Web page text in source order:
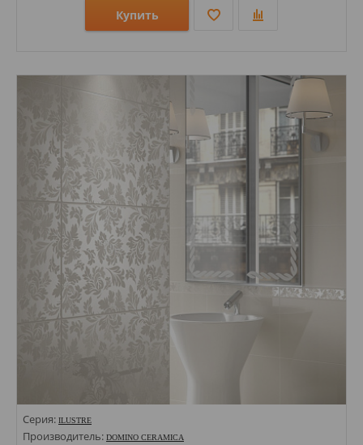
Купить
Стили: Моноколор;
Серия: ILUSTRE
Производитель: DOMINO CERAMICA